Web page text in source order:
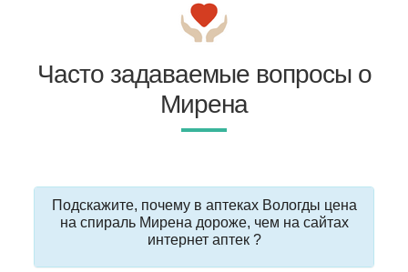
Часто задаваемые вопросы о
Мирена
Подскажите, почему в аптеках Вологды цена
на спираль Мирена дороже, чем на сайтах
интернет аптек ?